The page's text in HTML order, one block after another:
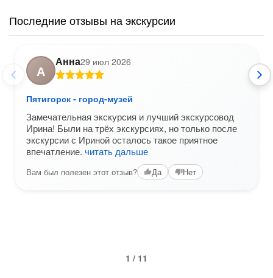
Последние отзывы на экскурсии
А
Анна29 июл 2026
Пятигорск - город-музей
Замечательная экскурсия и лучший экскурсовод
Ирина! Были на трёх экскурсиях, но только после
экскурсии с Ириной осталось такое приятное
впечатление. читать дальше
Вам был полезен этот отзыв? Да Нет
1 / 11